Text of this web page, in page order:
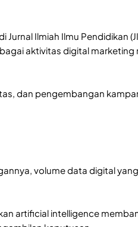
Jurnal Ilmiah Ilmu Pendidikan
aktivitas digital marketing
dan pengembangan
volume data digital
artificial intelligence